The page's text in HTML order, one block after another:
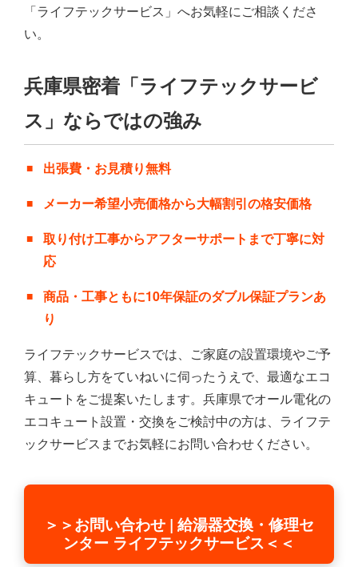
「ライフテックサービス」へお気軽にご相談くださ
い。
兵庫県密着「ライフテックサービ
ス」ならではの強み
出張費・お見積り無料
メーカー希望小売価格から大幅割引の格安価格
取り付け工事からアフターサポートまで丁寧に対
応
商品・工事ともに10年保証のダブル保証プランあ
り
ライフテックサービスでは、ご家庭の設置環境やご予
算、暮らし方をていねいに伺ったうえで、最適なエコ
キュートをご提案いたします。兵庫県でオール電化の
エコキュート設置・交換をご検討中の方は、ライフテ
ックサービスまでお気軽にお問い合わせください。
＞＞お問い合わせ | 給湯器交換・修理セ
ンター ライフテックサービス＜＜